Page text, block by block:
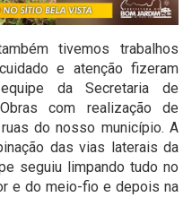
tivemos trabalhos
e atenção fizeram
da Secretaria de
com realização de
do nosso município. A
das vias laterais da
seguiu limpando tudo no
e do meio-fio e depois na